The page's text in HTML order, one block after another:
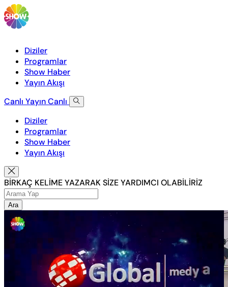
Diziler
Programlar
Show Haber
Yayın Akışı
Canlı YayınCanlı
Diziler
Programlar
Show Haber
Yayın Akışı
BİRKAÇ KELİME YAZARAK SİZE YARDIMCI OLABİLİRİZ
Ara